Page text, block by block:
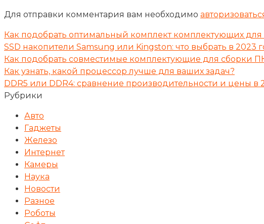
Для отправки комментария вам необходимо
Как подобрать оптимальный комплект комплектующих
SSD накопители Samsung или Kingston: что выбрать в 2023
Как подобрать совместимые комплектующие для сборки
Как узнать, какой процессор лучше для ваших задач?
DDR5 или DDR4: сравнение производительности и цены в
Рубрики
Авто
Гаджеты
Железо
Интернет
Камеры
Наука
Новости
Разное
Роботы